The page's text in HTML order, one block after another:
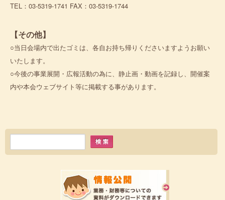
TEL：03-5319-1741 FAX：03-5319-1744
【その他】
○当日会場内で出たゴミは、各自お持ち帰りくださいますようお願い
いたします。
○今後の事業展開・広報活動の為に、静止画・動画を記録し、開催案
内や本会ウェブサイト等に掲載する事があります。